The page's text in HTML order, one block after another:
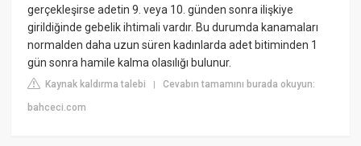
gerçekleşirse adetin 9. veya 10. günden sonra ilişkiye
girildiğinde gebelik ihtimali vardır. Bu durumda kanamaları
normalden daha uzun süren kadınlarda adet bitiminden 1
gün sonra hamile kalma olasılığı bulunur.
Kaynak kaldırma talebi |Cevabın tamamını burada okuyun:
bahceci.com